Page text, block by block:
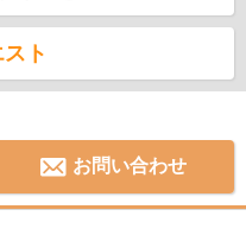
ト
お問い合わせ